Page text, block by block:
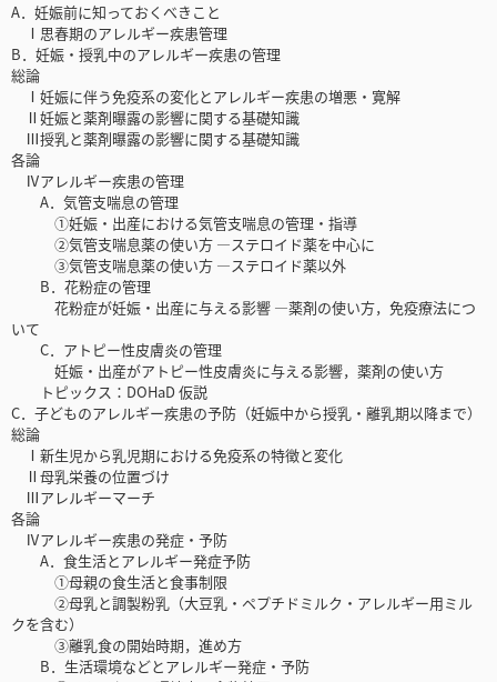
A．妊娠前に知っておくべきこと
Ⅰ思春期のアレルギー疾患管理
B．妊娠・授乳中のアレルギー疾患の管理
総論
Ⅰ妊娠に伴う免疫系の変化とアレルギー疾患の増悪・寛解
Ⅱ妊娠と薬剤曝露の影響に関する基礎知識
Ⅲ授乳と薬剤曝露の影響に関する基礎知識
各論
Ⅳアレルギー疾患の管理
A．気管支喘息の管理
①妊娠・出産における気管支喘息の管理・指導
②気管支喘息薬の使い方 —ステロイド薬を中心に
③気管支喘息薬の使い方 —ステロイド薬以外
B．花粉症の管理
花粉症が妊娠・出産に与える影響 —薬剤の使い方，免疫療法につ
いて
C．アトピー性皮膚炎の管理
妊娠・出産がアトピー性皮膚炎に与える影響，薬剤の使い方
トピックス：DOHaD 仮説
C．子どものアレルギー疾患の予防（妊娠中から授乳・離乳期以降まで）
総論
Ⅰ新生児から乳児期における免疫系の特徴と変化
Ⅱ母乳栄養の位置づけ
Ⅲアレルギーマーチ
各論
Ⅳアレルギー疾患の発症・予防
A．食生活とアレルギー発症予防
①母親の食生活と食事制限
②母乳と調製粉乳（大豆乳・ペプチドミルク・アレルギー用ミル
クを含む）
③離乳食の開始時期，進め方
B．生活環境などとアレルギー発症・予防